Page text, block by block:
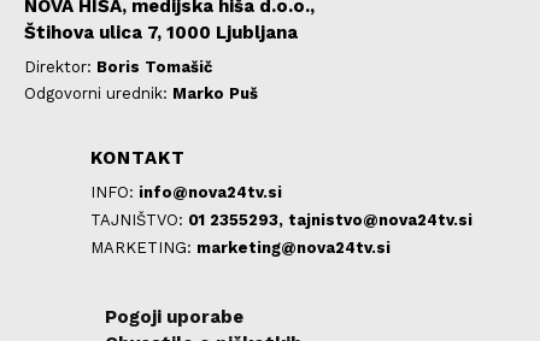
NOVA HIŠA, medijska hiša d.o.o.,
Štihova ulica 7, 1000 Ljubljana
Direktor: Boris Tomašič
Odgovorni urednik: Marko Puš
KONTAKT
INFO: info@nova24tv.si
TAJNIŠTVO: 01 2355293, tajnistvo@nova24tv.si
MARKETING: marketing@nova24tv.si
Pogoji uporabe